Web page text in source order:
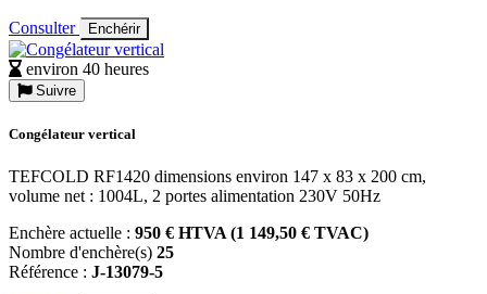
Consulter Enchérir
environ 40 heures
Suivre
Congélateur vertical
TEFCOLD RF1420 dimensions environ 147 x 83 x 200 cm,
volume net : 1004L, 2 portes alimentation 230V 50Hz
Enchère actuelle : 950 € HTVA (1 149,50 € TVAC)
Nombre d'enchère(s) 25
Référence : J-13079-5